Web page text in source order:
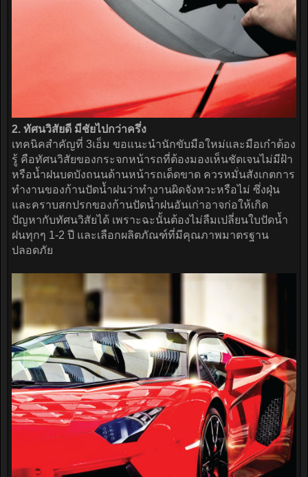
2. ทัศนวิสัยดี มีชัยไปกว่าครึ่ง
เทคนิคสำคัญที่ 3เอ็ม ขอแนะนำนักขับมือใหม่และมือเก๋าต้อง
รู้ คือทัศนวิสัยของกระจกหน้ารถที่ต้องมองเห็นชัดเจนไม่มีฝ้า
หรือน้ำฝนบดบังถนนด้านหน้ารถเด็ดขาด ควรหมั่นสังเกตการ
ทำงานของก้านปัดน้ำฝนว่าทำงานผิดจังหวะหรือไม่ ซึ่งฝุ่น
และคราบสกปรกของก้านปัดน้ำฝนอันเก่าอาจก่อให้เกิด
ปัญหากับทัศนวิสัยได้ เพราะฉะนั้นต้องไม่ลืมเปลี่ยนใบปัดน้ำ
ฝนทุกๆ 1-2 ปี และเลือกผลิตภัณฑ์ที่มีคุณภาพมาตรฐาน
ปลอดภัย